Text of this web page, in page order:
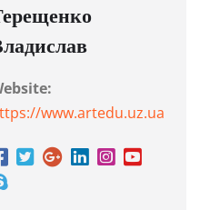
www.artedu.uz.ua